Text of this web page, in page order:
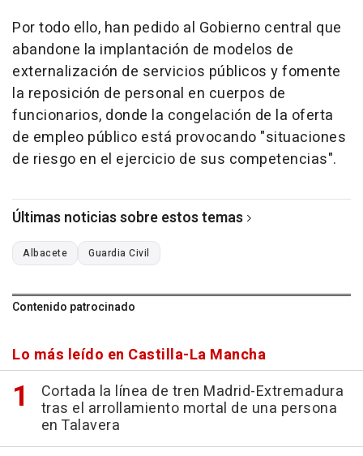
Por todo ello, han pedido al Gobierno central que
abandone la implantación de modelos de
externalización de servicios públicos y fomente
la reposición de personal en cuerpos de
funcionarios, donde la congelación de la oferta
de empleo público está provocando "situaciones
de riesgo en el ejercicio de sus competencias".
Últimas noticias sobre estos temas
Albacete Guardia Civil
Contenido patrocinado
Lo más leído en Castilla-La Mancha
Cortada la línea de tren Madrid-Extremadura
tras el arrollamiento mortal de una persona
en Talavera